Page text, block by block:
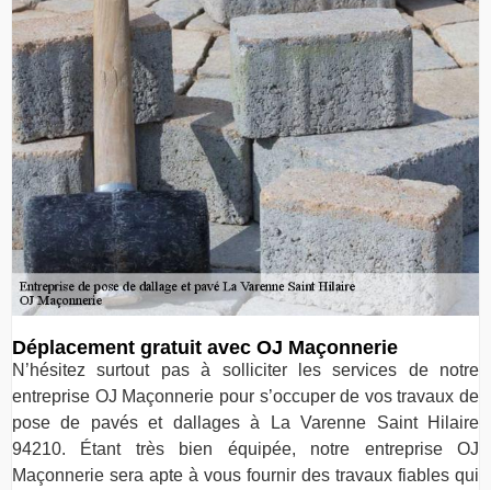
Déplacement gratuit avec OJ Maçonnerie
N’hésitez surtout pas à solliciter les services de notre
entreprise OJ Maçonnerie pour s’occuper de vos travaux de
pose de pavés et dallages à La Varenne Saint Hilaire
94210. Étant très bien équipée, notre entreprise OJ
Maçonnerie sera apte à vous fournir des travaux fiables qui